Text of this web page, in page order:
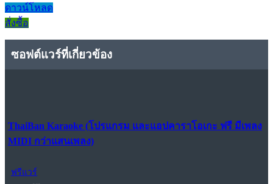
ดาวน์โหลด
สั่งซื้อ
ซอฟต์แวร์ที่เกี่ยวข้อง
ThaiBan Karaoke (โปรแกรม และแอปคาราโอเกะ ฟรี มีเพลง
MIDI กว่าแสนเพลง)
ฟรีแวร์